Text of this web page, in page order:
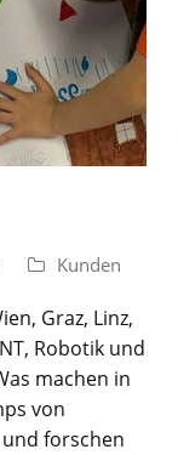
Kunden
Graz, Linz,
Robotik und
machen in
von
forschen